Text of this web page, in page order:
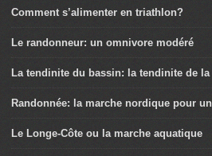
Comment s’alimenter en triathlon?
Le randonneur: un omnivore modéré
La tendinite du bassin: la tendinite de la
Randonnée: la marche nordique pour
Le Longe-Côte ou la marche aquatique